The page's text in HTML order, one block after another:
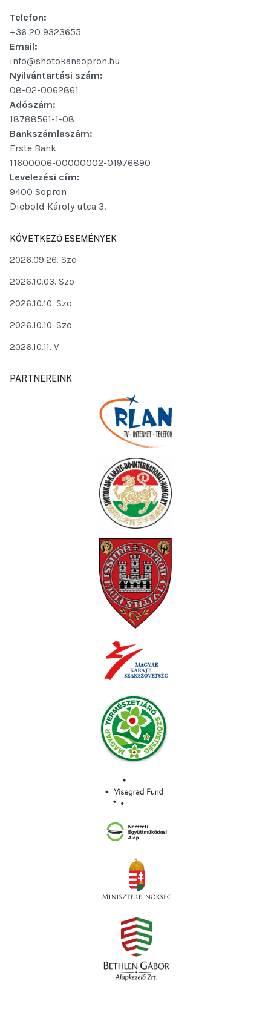
Telefon:
+36 20 9323655
Email:
info@shotokansopron.hu
Nyilvántartási szám:
08-02-0062861
Adószám:
18788561-1-08
Bankszámlaszám:
Erste Bank
11600006-00000002-01976890
Levelezési cím:
9400 Sopron
Diebold Károly utca 3.
KÖVETKEZŐ ESEMÉNYEK
2026.09.26. Szo
2026.10.03. Szo
2026.10.10. Szo
2026.10.10. Szo
2026.10.11. V
PARTNEREINK